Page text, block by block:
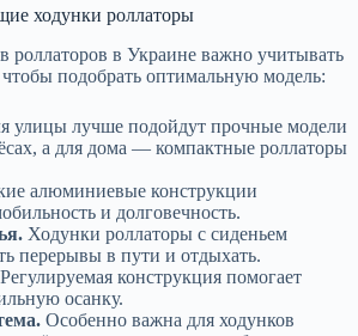
ходунки роллаторы
роллаторов в Украине важно учитывать
чтобы подобрать оптимальную модель:
улицы лучше подойдут прочные модели
а для дома — компактные роллаторы
алюминиевые конструкции
и долговечность.
Ходунки роллаторы с сиденьем
перерывы в пути и отдыхать.
Регулируемая конструкция помогает
осанку.
Особенно важна для ходунков